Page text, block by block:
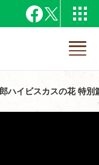
ハイビスカスの花 特別